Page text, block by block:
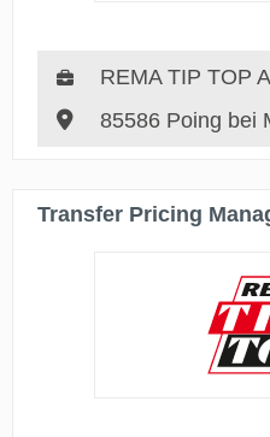
REMA TIP TOP
85586 Poing bei
Transfer Pricing